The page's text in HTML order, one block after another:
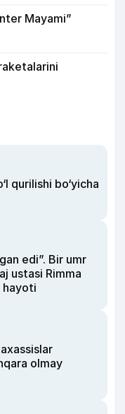
Mayami”
qurilishi bo‘yicha
edi”. Bir umr
ustasi Rimma
hayoti
olmay